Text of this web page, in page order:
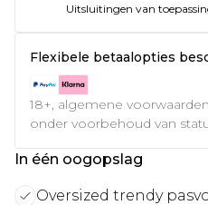
Uitsluitingen van
Flexibele betaalopties
18+, algemene
onder voorbehoud van
In één oogopslag
Oversized trendy